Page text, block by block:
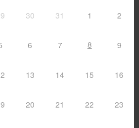
30 31 1 2
6 7 8 9
13 14 15 16
20 21 22 23